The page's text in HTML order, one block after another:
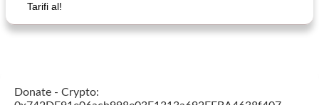
Tarifi al!
Donate - Crypto: